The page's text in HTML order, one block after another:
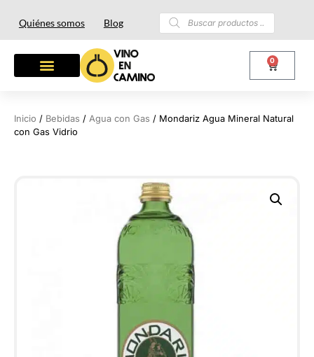
Quiénes somos Blog
0
Inicio / Bebidas / Agua con Gas / Mondariz Agua Mineral Natural
con Gas Vidrio